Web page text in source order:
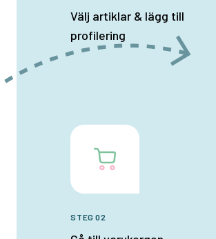
Välj artiklar & lägg till
profilering
STEG 02